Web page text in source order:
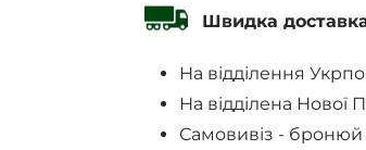
Швидка
На відділення
На відділена Нової
Самовивіз -